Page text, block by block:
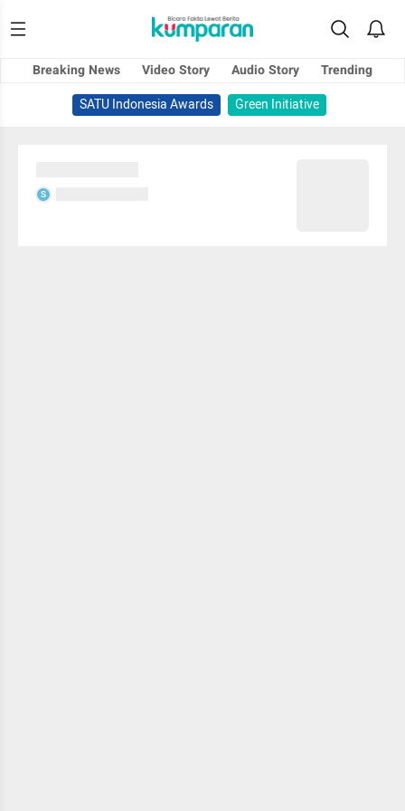
Breaking News Video Story Audio Story
Trending
SATU Indonesia Awards
Green Initiative
S